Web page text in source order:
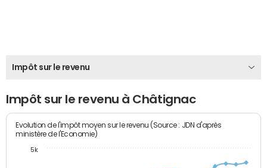
Impôt sur le revenu
Impôt sur le revenu à Châtignac
Evolution de l'impôt moyen sur le revenu (Source : JDN d'après
ministère de l'Economie)
5k